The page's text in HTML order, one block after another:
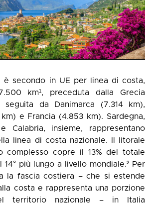
è secondo in UE per linea di costa,
km¹, preceduta dalla Grecia
seguita da Danimarca (7.314 km),
e Francia (4.853 km). Sardegna,
Calabria, insieme, rappresentano
linea di costa nazionale. Il litorale
complesso copre il 13% del totale
più lungo a livello mondiale.² Per
la fascia costiera – che si estende
costa e rappresenta una porzione
territorio nazionale – in Italia